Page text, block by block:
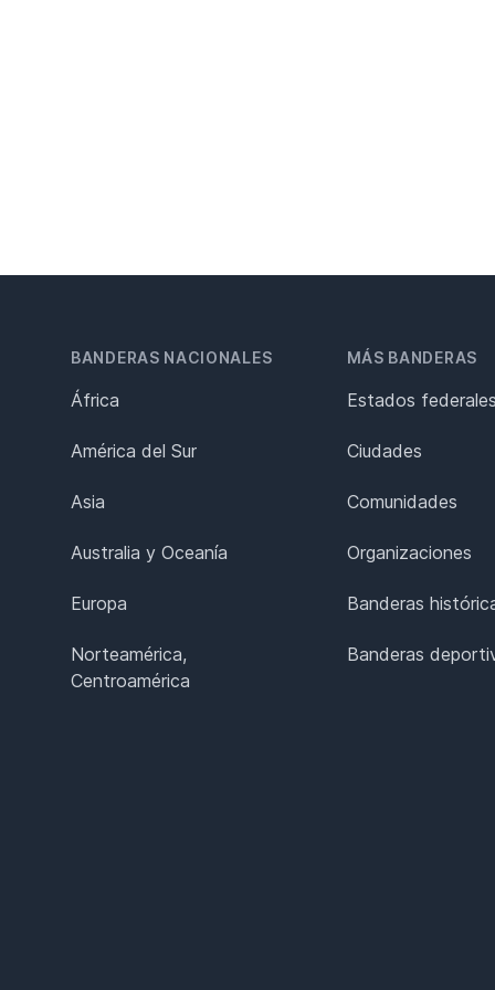
BANDERAS NACIONALES
África
América del Sur
Asia
Australia y Oceanía
Europa
Norteamérica,
Centroamérica
MÁS BANDERAS
Estados
Ciudades
Comunidades
Organizaciones
Banderas
Banderas